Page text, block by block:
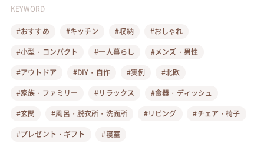
KEYWORD
#おすすめ #キッチン #収納
#おしゃれ
#小型・コンパクト
#一人暮らし
#メンズ・男性
#アウトドア
#DIY・自作 #実例
#北欧
#家族・ファミリー
#リラックス
#食器・ディッシュ
#玄関
#風呂・脱衣所・洗面所 #リビング
#チェア・椅子
#プレゼント・ギフト
#寝室